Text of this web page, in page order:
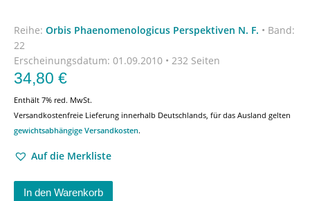
Reihe: Orbis Phaenomenologicus Perspektiven N. F. • Band:
22
Erscheinungsdatum: 01.09.2010 • 232 Seiten
34,80 €
Enthält 7% red. MwSt.
Versandkostenfreie Lieferung innerhalb Deutschlands, für das Ausland gelten
gewichtsabhängige Versandkosten.
Auf die Merkliste
In den Warenkorb